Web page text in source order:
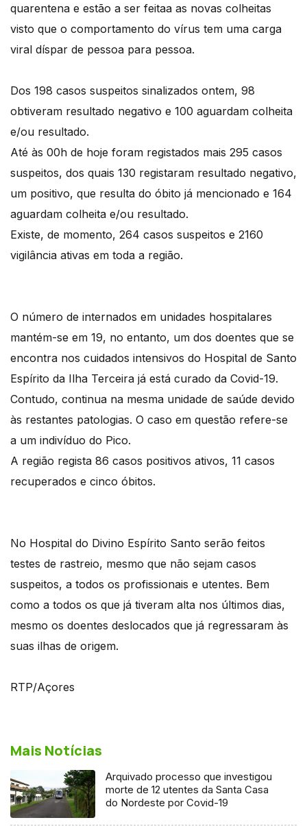
quarentena e estão a ser feitaa as novas colheitas
visto que o comportamento do vírus tem uma carga
viral díspar de pessoa para pessoa.
Dos 198 casos suspeitos sinalizados ontem, 98
obtiveram resultado negativo e 100 aguardam colheita
e/ou resultado.
Até às 00h de hoje foram registados mais 295 casos
suspeitos, dos quais 130 registaram resultado negativo,
um positivo, que resulta do óbito já mencionado e 164
aguardam colheita e/ou resultado.
Existe, de momento, 264 casos suspeitos e 2160
vigilância ativas em toda a região.
O número de internados em unidades hospitalares
mantém-se em 19, no entanto, um dos doentes que se
encontra nos cuidados intensivos do Hospital de Santo
Espírito da Ilha Terceira já está curado da Covid-19.
Contudo, continua na mesma unidade de saúde devido
às restantes patologias. O caso em questão refere-se
a um indivíduo do Pico.
A região regista 86 casos positivos ativos, 11 casos
recuperados e cinco óbitos.
No Hospital do Divino Espírito Santo serão feitos
testes de rastreio, mesmo que não sejam casos
suspeitos, a todos os profissionais e utentes. Bem
como a todos os que já tiveram alta nos últimos dias,
mesmo os doentes deslocados que já regressaram às
suas ilhas de origem.
RTP/Açores
Mais Notícias
Arquivado processo que investigou
morte de 12 utentes da Santa Casa
do Nordeste por Covid-19